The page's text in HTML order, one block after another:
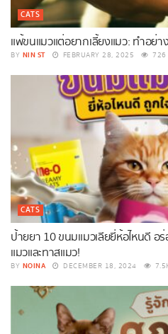
CATS
แพ้ขนแมวแต่อยากเลี้ยงแมว: ทำอย่า
BY NIN ST FEBRUARY 28, 2025 726
CATS
ป้ายยา 10 ขนมแมวเลียยี่ห้อไหนดี อ
แมวและทาสแมว!
BY NOINA DECEMBER 18, 2024